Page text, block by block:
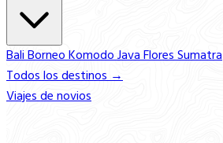
BaliBorneoKomodoJavaFloresSumatra
Todos los destinos →
Viajes de novios